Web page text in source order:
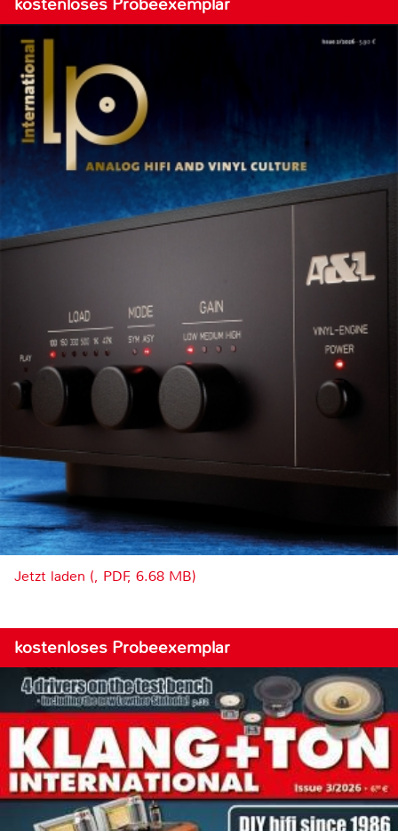
Jetzt laden (, PDF, 6.68 MB)
kostenloses Probeexemplar